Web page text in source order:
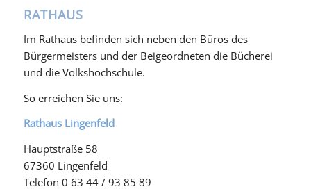
RATHAUS
Im Rathaus befinden sich neben den Büros des
Bürgermeisters und der Beigeordneten die Bücherei
und die Volkshochschule.
So erreichen Sie uns:
Rathaus Lingenfeld
Hauptstraße 58
67360 Lingenfeld
Telefon 0 63 44 / 93 85 89